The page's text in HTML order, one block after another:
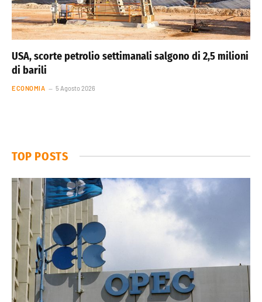
USA, scorte petrolio settimanali salgono di 2,5 milioni
di barili
ECONOMIA 5 Agosto 2026
TOP POSTS